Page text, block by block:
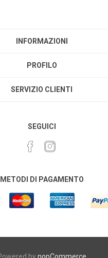
INFORMAZIONI
PROFILO
SERVIZIO CLIENTI
SEGUICI
METODI DI PAGAMENTO